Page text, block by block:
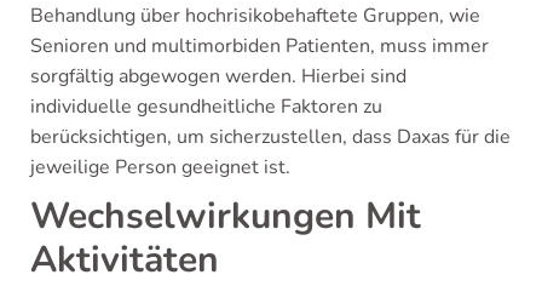
Behandlung über hochrisikobehaftete Gruppen, wie
Senioren und multimorbiden Patienten, muss immer
sorgfältig abgewogen werden. Hierbei sind
individuelle gesundheitliche Faktoren zu
berücksichtigen, um sicherzustellen, dass Daxas für die
jeweilige Person geeignet ist.
Wechselwirkungen Mit
Aktivitäten